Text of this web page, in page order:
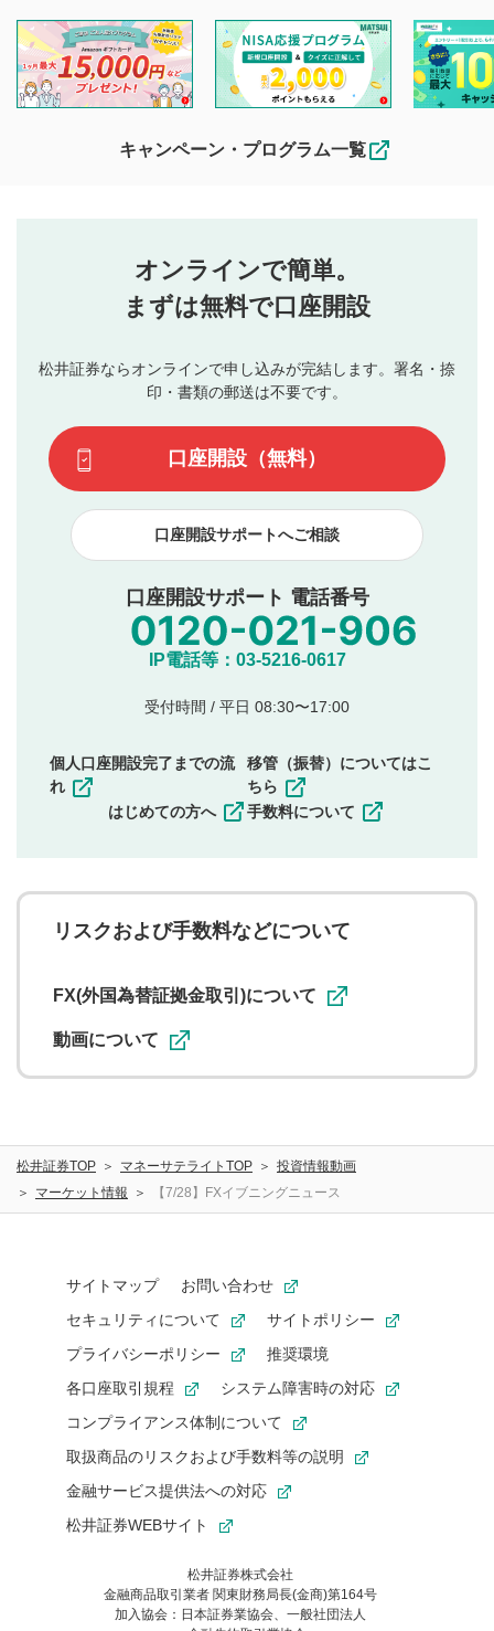
投稿するボタン
星で評価をすると投稿できます。（お名前とコメント
動画の評価
です）
を目的として、各動画コンテンツに、評価およびコメントの
投稿ができます。利用者は以下の注意事項をご理解のうえ、
閲覧および投稿を行うものとしてください。
他の利用者が動画を視聴される際の参考になるコメントをお
待ちしております。
なお、投稿をもって、本注意事項に同意されたものとみなし
行ってください。
当社は、利用者同士、もしくは利用者と第三者間のトラ
ブルによって生じた損害に対して一切の責任を負いませ
評価およびコメントは当社にて審査のうえ、掲載となり
ます。掲載されるまでに日数がかかる場合や掲載されない
てはお答えできません。各動画コンテンツへの掲載をもっ
て結果のご連絡といたします。ご了承ください。
下記の項目に該当すると判断された投稿内容は、掲載を
見合わせる場合がございます。
本動画コンテンツとは無関係の内容の投稿
他者への誹謗中傷や差別的表現投稿
公序良俗に反する内容の投稿
氏名、住所、電話番号など個人を特定できる情報の
他のサイトへの誘導や営利目的、広告・宣伝を目
他者の権利（商標、著作権、その他の知的財産
同一内容の多重投稿
その他当社が不適切と判断した投稿
一度投稿した評価およびコメントの変更・削除はできま
ことを承諾したものとします。また、利用者は、コメント
に関する著作者人格権を行使しないことに同意します。利
用者が投稿したコメントは、当社サービスの広告・宣伝、
ることがあります。
キャンペーン・プログラム一覧
オンラインで簡単。
まずは無料で口座開設
松井証券ならオンラインで申し込みが完結します。署名・捺
印・書類の郵送は不要です。
口座開設（無料）
口座開設サポートへご相談
口座開設サポート 電話番号
IP電話等：03-5216-0617
受付時間 / 平日 08:30〜17:00
個人口座開設完了までの流
れ
はじめての方へ
移管（振替）についてはこ
ちら
手数料について
リスクおよび手数料などについて
FX(外国為替証拠金取引)について
動画について
松井証券TOP マネーサテライトTOP
投資情報動画
マーケット情報
【7/28】FXイブニングニュース
サイトマップ
お問い合わせ
セキュリティについて
サイトポリシー
プライバシーポリシー
推奨環境
各口座取引規程
システム障害時の対応
コンプライアンス体制について
取扱商品のリスクおよび手数料等の説明
金融サービス提供法への対応
松井証券WEBサイト
松井証券株式会社
金融商品取引業者 関東財務局長(金商)第164号
加入協会：日本証券業協会、一般社団法人
お気に入り機能は松井証券の会員限定の機能です。
お気に入り登録いただくと、後からいつでもお気に入りのコンテ